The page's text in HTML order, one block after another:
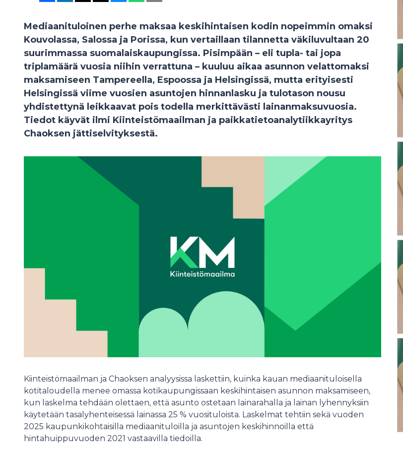
Mediaanituloinen perhe maksaa keskihintaisen kodin nopeimmin omaksi
Kouvolassa, Salossa ja Porissa, kun vertaillaan tilannetta väkiluvultaan 20
suurimmassa suomalaiskaupungissa. Pisimpään – eli tupla- tai jopa
triplamäärä vuosia niihin verrattuna – kuuluu aikaa asunnon velattomaksi
maksamiseen Tampereella, Espoossa ja Helsingissä, mutta erityisesti
Helsingissä viime vuosien asuntojen hinnanlasku ja tulotason nousu
yhdistettynä leikkaavat pois todella merkittävästi lainanmaksuvuosia.
Tiedot käyvät ilmi Kiinteistömaailman ja paikkatietoanalytiikkayritys
Chaoksen jättiselvityksestä.
Kiinteistömaailman ja Chaoksen analyysissa laskettiin, kuinka kauan mediaanituloisella
kotitaloudella menee omassa kotikaupungissaan keskihintaisen asunnon maksamiseen,
kun laskelma tehdään olettaen, että asunto ostetaan lainarahalla ja lainan lyhennyksiin
käytetään tasalyhenteisessä lainassa 25 % vuosituloista. Laskelmat tehtiin sekä vuoden
2025 kaupunkikohtaisilla mediaanituloilla ja asuntojen keskihinnoilla että
hintahuippuvuoden 2021 vastaavilla tiedoilla.